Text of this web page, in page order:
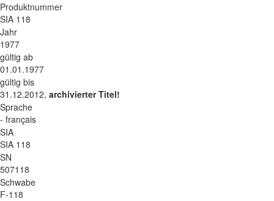
Produktnummer
SIA 118
Jahr
1977
gültig ab
01.01.1977
gültig bis
31.12.2012, archivierter Titel!
Sprache
- français
SIA
SIA 118
SN
507118
Schwabe
F-118